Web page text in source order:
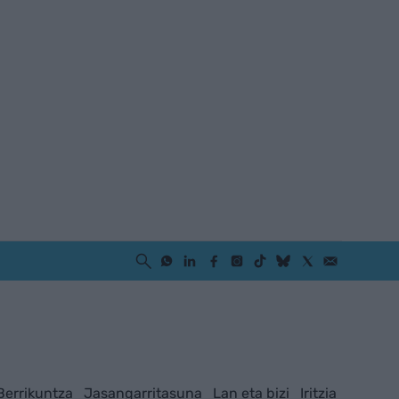
Jasangarritasuna Lan eta bizi Iritzia